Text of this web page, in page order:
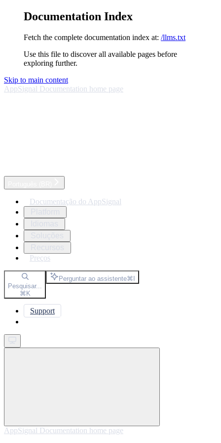
Documentation Index
Fetch the complete documentation index at: /llms.txt
Use this file to discover all available pages before
exploring further.
Skip to main content
AppSignal Documentation home page
Documentação do AppSignal
Preços
Pesquisar...
⌘K
Perguntar ao assistente⌘I
Support
AppSignal Documentation home page